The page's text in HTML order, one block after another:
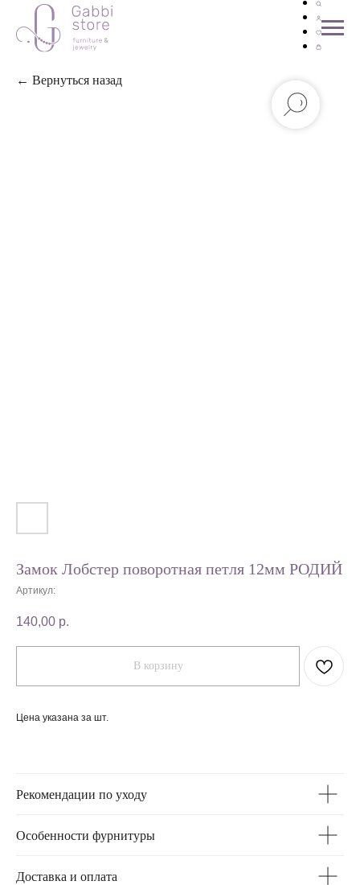
← Вернуться назад
Замок Лобстер поворотная петля 12мм РОДИЙ
Артикул:
140,00 р.
В корзину
Цена указана за шт.
Рекомендации по уходу
Особенности фурнитуры
Доставка и оплата